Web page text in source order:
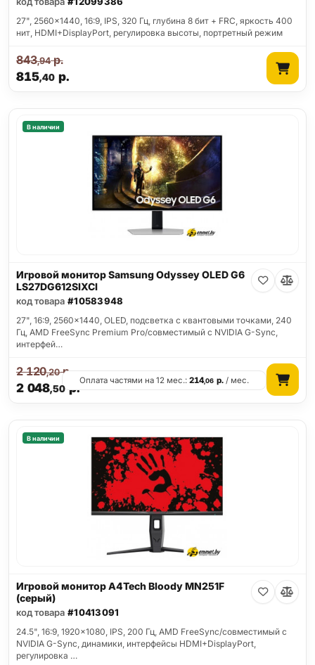
27", 2560x1440, 16:9, IPS, 320 Гц, глубина 8 бит + FRC, яркость 400
нит, HDMI+DisplayPort, регулировка высоты, портретный режим
815,40р.
843,94р.
В наличии
Игровой монитор Samsung Odyssey OLED G6
LS27DG612SIXCI
код товара #10583948
27", 16:9, 2560x1440, OLED, подсветка с квантовыми точками, 240
Гц, AMD FreeSync Premium Pro/совместимый с NVIDIA G-Sync,
интерфей…
2 048,50 р.
2 120,20р.
Оплата частями на 12 мес.:214,06 р./ мес.
В наличии
Игровой монитор A4Tech Bloody MN251F
(серый)
код товара #10413091
24.5", 16:9, 1920x1080, IPS, 200 Гц, AMD FreeSync/совместимый с
NVIDIA G-Sync, динамики, интерфейсы HDMI+DisplayPort,
регулировка …